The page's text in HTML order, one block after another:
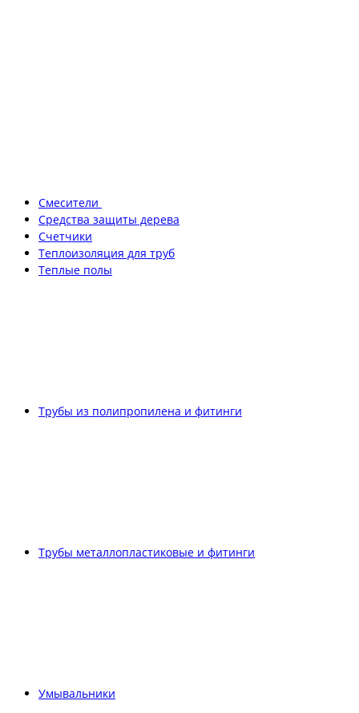
Смесители
Средства защиты дерева
Счетчики
Теплоизоляция для труб
Теплые полы
Трубы из полипропилена и фитинги
Трубы металлопластиковые и фитинги
Умывальники